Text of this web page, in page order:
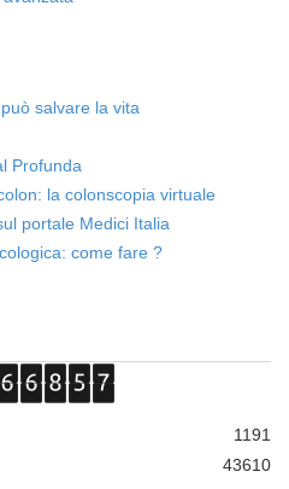
salvare la vita
Profunda
la colonscopia virtuale
portale Medici Italia
come fare ?
1191
43610